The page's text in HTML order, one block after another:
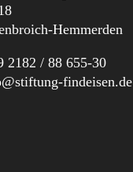
Hemmerden
2182 / 88 655-30
findeisen.de